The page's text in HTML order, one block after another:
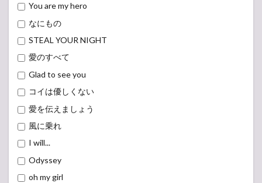
You are my hero
なにもの
STEAL YOUR NIGHT
愛のすべて
Glad to see you
コイは優しくない
愛を伝えましょう
風に乗れ
I will...
Odyssey
oh my girl